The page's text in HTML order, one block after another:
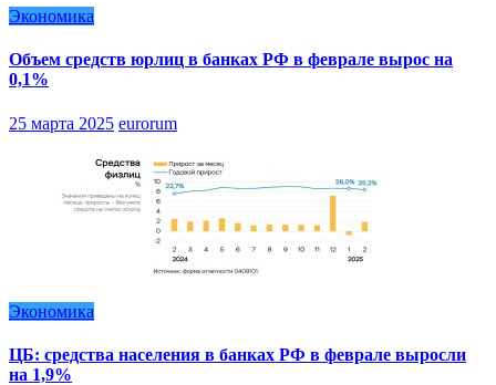
Экономика
Объем средств юрлиц в банках РФ в феврале вырос на
0,1%
25 марта 2025 eurorum
Экономика
ЦБ: средства населения в банках РФ в феврале выросли
на 1,9%